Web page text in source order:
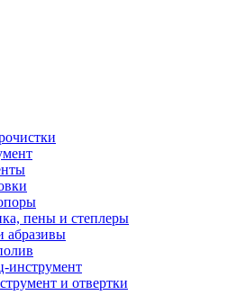
пены и степлеры
абразивы
инструмент
и отвертки